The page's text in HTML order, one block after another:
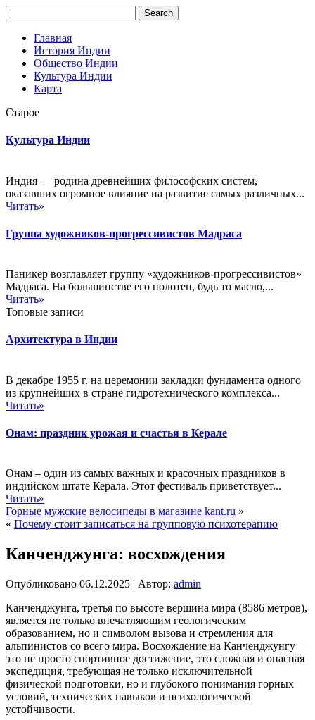
Главная
История Индии
Общество Индии
Культура Индии
Карта
Старое
Культура Индии
Индия — родина древнейших философских систем,
оказавших огромное влияние на развитие самых различных...
Читать»
Группа художников-прогрессивистов Мадраса
Паникер возглавляет группу «художников-прогрессивистов»
Мадраса. На большинстве его полотен, будь то масло,...
Читать»
Топовые записи
Архитектура в Индии
В декабре 1955 г. на церемонии закладки фундамента одного
из крупнейших в стране гидротехнического комплекса...
Читать»
Онам: праздник урожая и счастья в Керале
Онам – один из самых важных и красочных праздников в
индийском штате Керала. Этот фестиваль приветствует...
Читать»
Горные мужские велосипеды в магазине kant.ru »
« Почему стоит записаться на групповую психотерапию
Канченджунга: восхождения
Опубликовано 06.12.2025 | Автор: admin
Канченджунга, третья по высоте вершина мира (8586 метров),
является не только впечатляющим геологическим
образованием, но и символом вызова и стремления для
альпинистов со всего мира. Восхождение на Канченджунгу –
это не просто спортивное достижение, это сложная и опасная
экспедиция, требующая не только исключительной
физической подготовки, но и глубокого понимания горных
условий, технических навыков и психологической
устойчивости.